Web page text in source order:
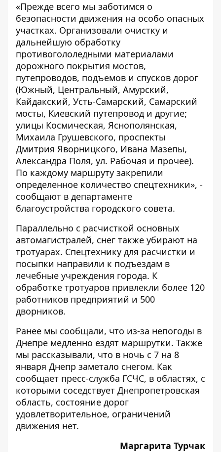
«Прежде всего мы заботимся о
безопасности движения на особо опасных
участках. Организовали очистку и
дальнейшую обработку
противогололедными материалами
дорожного покрытия мостов,
путепроводов, подъемов и спусков дорог
(Южный, Центральный, Амурский,
Кайдакский, Усть-Самарский, Самарский
мосты, Киевский путепровод и другие;
улицы Космическая, Яснополянская,
Михаила Грушевского, проспекты
Дмитрия Яворницкого, Ивана Мазепы,
Александра Поля, ул. Рабочая и прочее).
По каждому маршруту закрепили
определенное количество спецтехники», -
сообщают в департаменте
благоустройства городского совета.
Параллельно с расчисткой основных
автомагистралей, снег также убирают на
тротуарах. Спецтехнику для расчистки и
посыпки направили к подъездам в
лечебные учреждения города. К
обработке тротуаров привлекли более 120
работников предприятий и 500
дворников.
Ранее мы сообщали, что из-за непогоды в
Днепре медленно ездят маршрутки. Также
мы рассказывали, что в ночь с 7 на 8
января Днепр заметало снегом. Как
сообщает пресс-служба ГСЧС, в областях, с
которыми соседствует Днепропетровская
область, состояние дорог
удовлетворительное, ограничений
движения нет.
Маргарита Турчак